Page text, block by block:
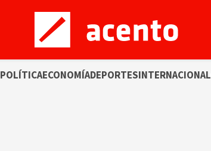
POLÍTICAECONOMÍADEPORTESINTERNACIONAL